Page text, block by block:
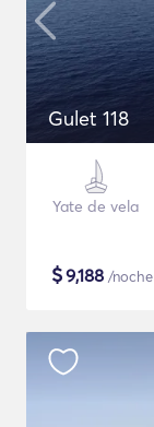
Gulet 118
Yate de vela
$9,188 /noche